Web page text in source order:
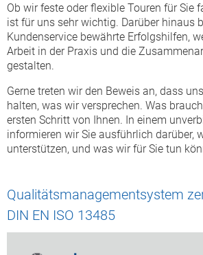
Ob wir feste oder flexible Touren für Sie
ist für uns sehr wichtig. Darüber hinaus
Kundenservice bewährte Erfolgshilfen,
Arbeit in der Praxis und die
gestalten.
Gerne treten wir den Beweis an, dass
halten, was wir versprechen. Was
ersten Schritt von Ihnen. In einem
informieren wir Sie ausführlich darüber,
unterstützen, und was wir für Sie tun
Qualitätsmanagementsystem
DIN EN ISO 13485